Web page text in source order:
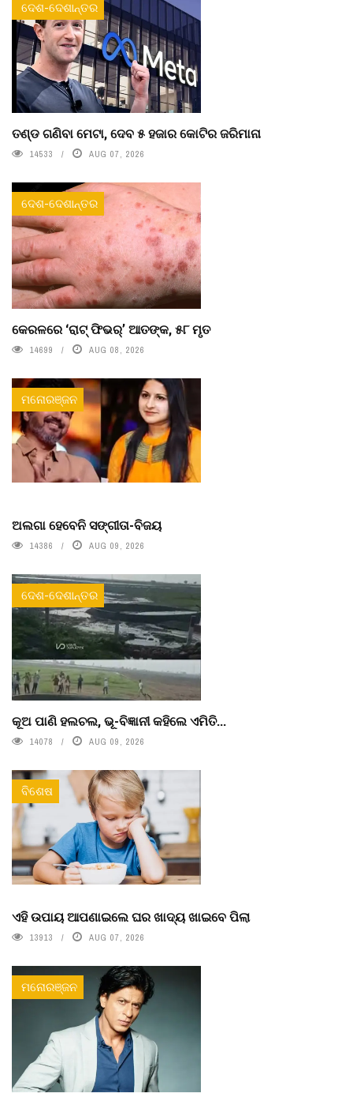
ଦେଶ-ଦେଶାନ୍ତର
ତଣ୍ଡ ଗଣିବା ମେଟା, ଦେବ ୫ ହଜାର କୋଟିର ଜରିମାନା
14533 AUG 07, 2026
ଦେଶ-ଦେଶାନ୍ତର
କେରଳରେ ‘ରାଟ୍ ଫିଭର୍’ ଆତଙ୍କ, ୫୮ ମୃତ
14699 AUG 08, 2026
ମନୋରଞ୍ଜନ
ଅଲଗା ହେବେନି ସଙ୍ଗୀତା-ବିଜୟ
14386 AUG 09, 2026
ଦେଶ-ଦେଶାନ୍ତର
କୂଅ ପାଣି ହଲଚଲ, ଭୂ-ବିଜ୍ଞାନୀ କହିଲେ ଏମିତି...
14078 AUG 09, 2026
ବିଶେଷ
ଏହି ଉପାୟ ଆପଣାଇଲେ ଘର ଖାଦ୍ୟ ଖାଇବେ ପିଲା
13913 AUG 07, 2026
ମନୋରଞ୍ଜନ